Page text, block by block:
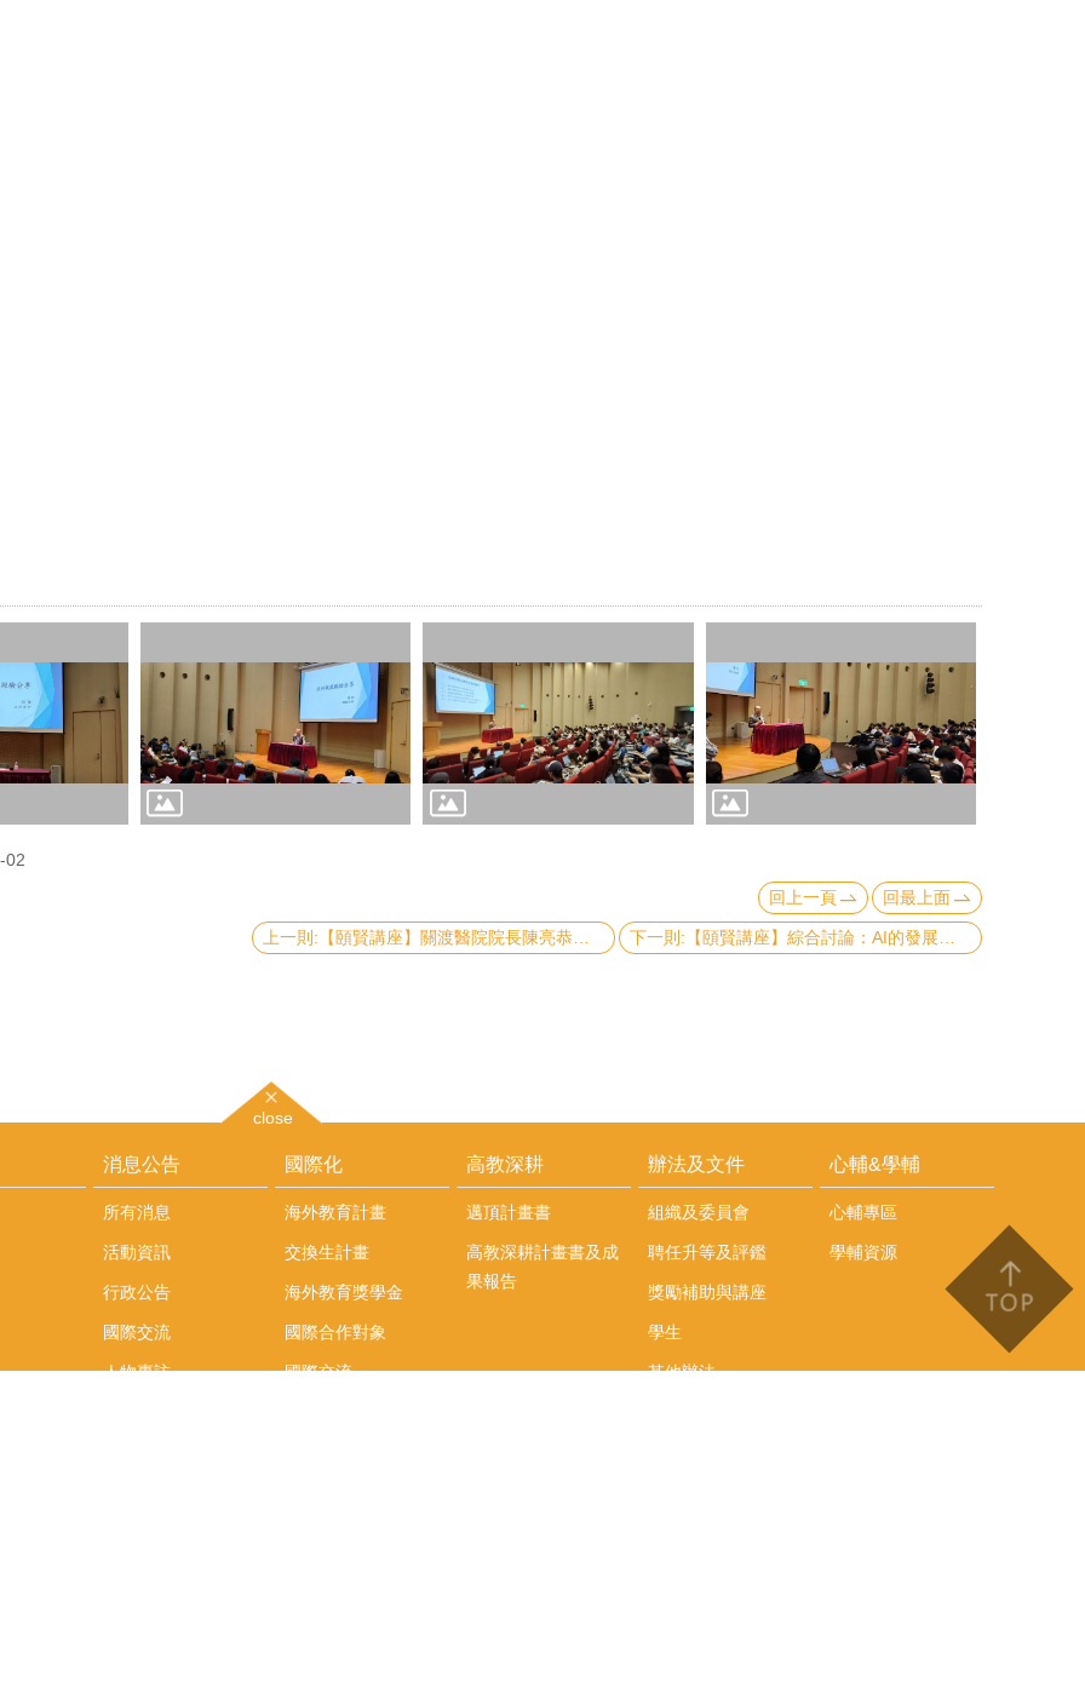
02
回上一頁
回最上面
close
消息公告
所有消息
活動資訊
行政公告
國際交流
人物專訪
國際化
海外教育計畫
交換生計畫
海外教育獎學金
國際合作對象
國際交流
高教深耕
邁頂計畫書
高教深耕計畫書及成
果報告
辦法及文件
組織及委員會
聘任升等及評鑑
獎勵補助與講座
學生
其他辦法
心輔&學輔
心輔專區
學輔資源